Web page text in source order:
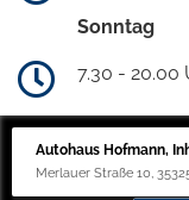
Sonntag
7.30 - 20.00
Autohaus Hofmann,
Merlauer Straße 10,